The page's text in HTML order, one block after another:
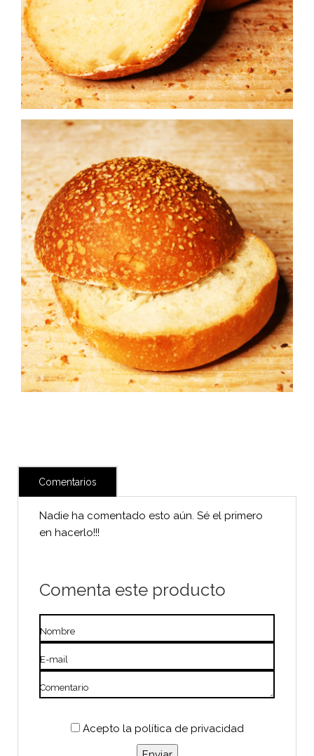
Comentarios
Nadie ha comentado esto aún. Sé el primero
en hacerlo!!!
Comenta este producto
Nombre
E-mail
Comentario
Acepto la política de privacidad